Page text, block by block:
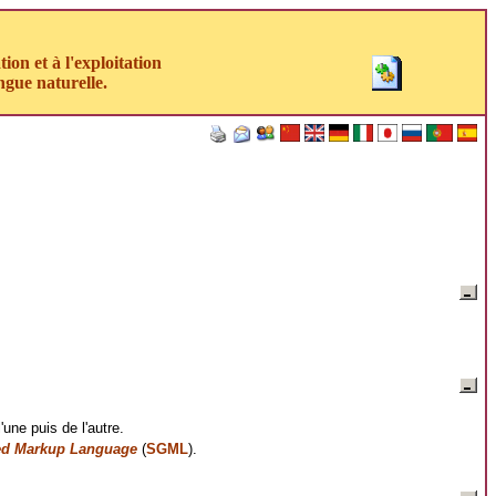
et à l'exploitation
naturelle.
puis de l'autre.
Markup Language(SGML).